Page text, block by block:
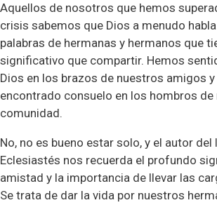
Aquellos de nosotros que hemos
crisis sabemos que Dios a menudo
palabras de hermanas y hermanos que
significativo que compartir. Hemos
Dios en los brazos de nuestros amigos
encontrado consuelo en los hombros de
comunidad.
No, no es bueno estar solo, y el autor del
Eclesiastés nos recuerda el profundo
amistad y la importancia de llevar las
Se trata de dar la vida por nuestros